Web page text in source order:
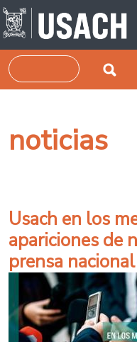
Pasar al contenido principal
Buscar
noticias
Usach en los
apariciones de
prensa nacional